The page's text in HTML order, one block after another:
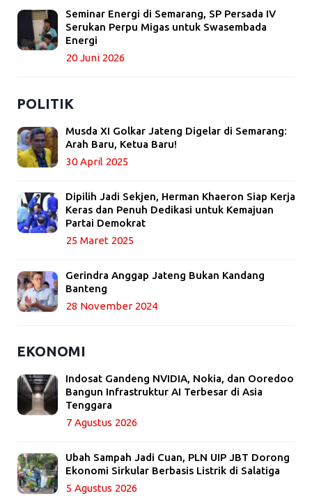
Seminar Energi di Semarang, SP Persada IV
Serukan Perpu Migas untuk Swasembada
Energi
20 Juni 2026
POLITIK
Musda XI Golkar Jateng Digelar di Semarang:
Arah Baru, Ketua Baru!
30 April 2025
Dipilih Jadi Sekjen, Herman Khaeron Siap Kerja
Keras dan Penuh Dedikasi untuk Kemajuan
Partai Demokrat
25 Maret 2025
Gerindra Anggap Jateng Bukan Kandang
Banteng
28 November 2024
EKONOMI
Indosat Gandeng NVIDIA, Nokia, dan Ooredoo
Bangun Infrastruktur AI Terbesar di Asia
Tenggara
7 Agustus 2026
Ubah Sampah Jadi Cuan, PLN UIP JBT Dorong
Ekonomi Sirkular Berbasis Listrik di Salatiga
5 Agustus 2026